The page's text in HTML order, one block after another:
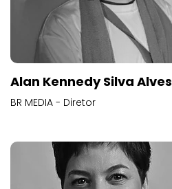
Alan Kennedy Silva Alves
BR MEDIA - Diretor